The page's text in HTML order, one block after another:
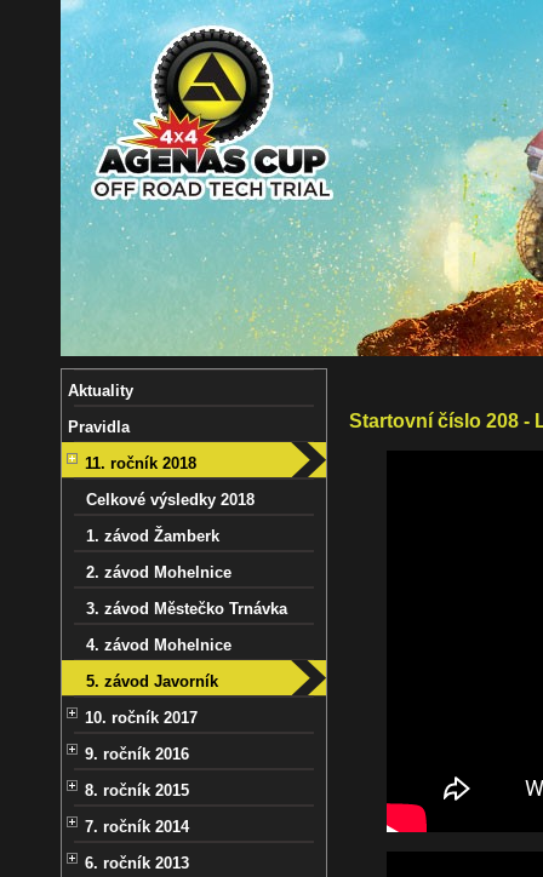
Aktuality
Pravidla
11. ročník 2018
Celkové výsledky 2018
1. závod Žamberk
2. závod Mohelnice
3. závod Městečko Trnávka
4. závod Mohelnice
5. závod Javorník
10. ročník 2017
9. ročník 2016
8. ročník 2015
7. ročník 2014
6. ročník 2013
Startovní číslo 208 -